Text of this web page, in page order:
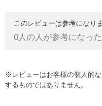
このレビューは参考になり
0人の人が参考になっ
※レビューはお客様の個人的
するものではありません。